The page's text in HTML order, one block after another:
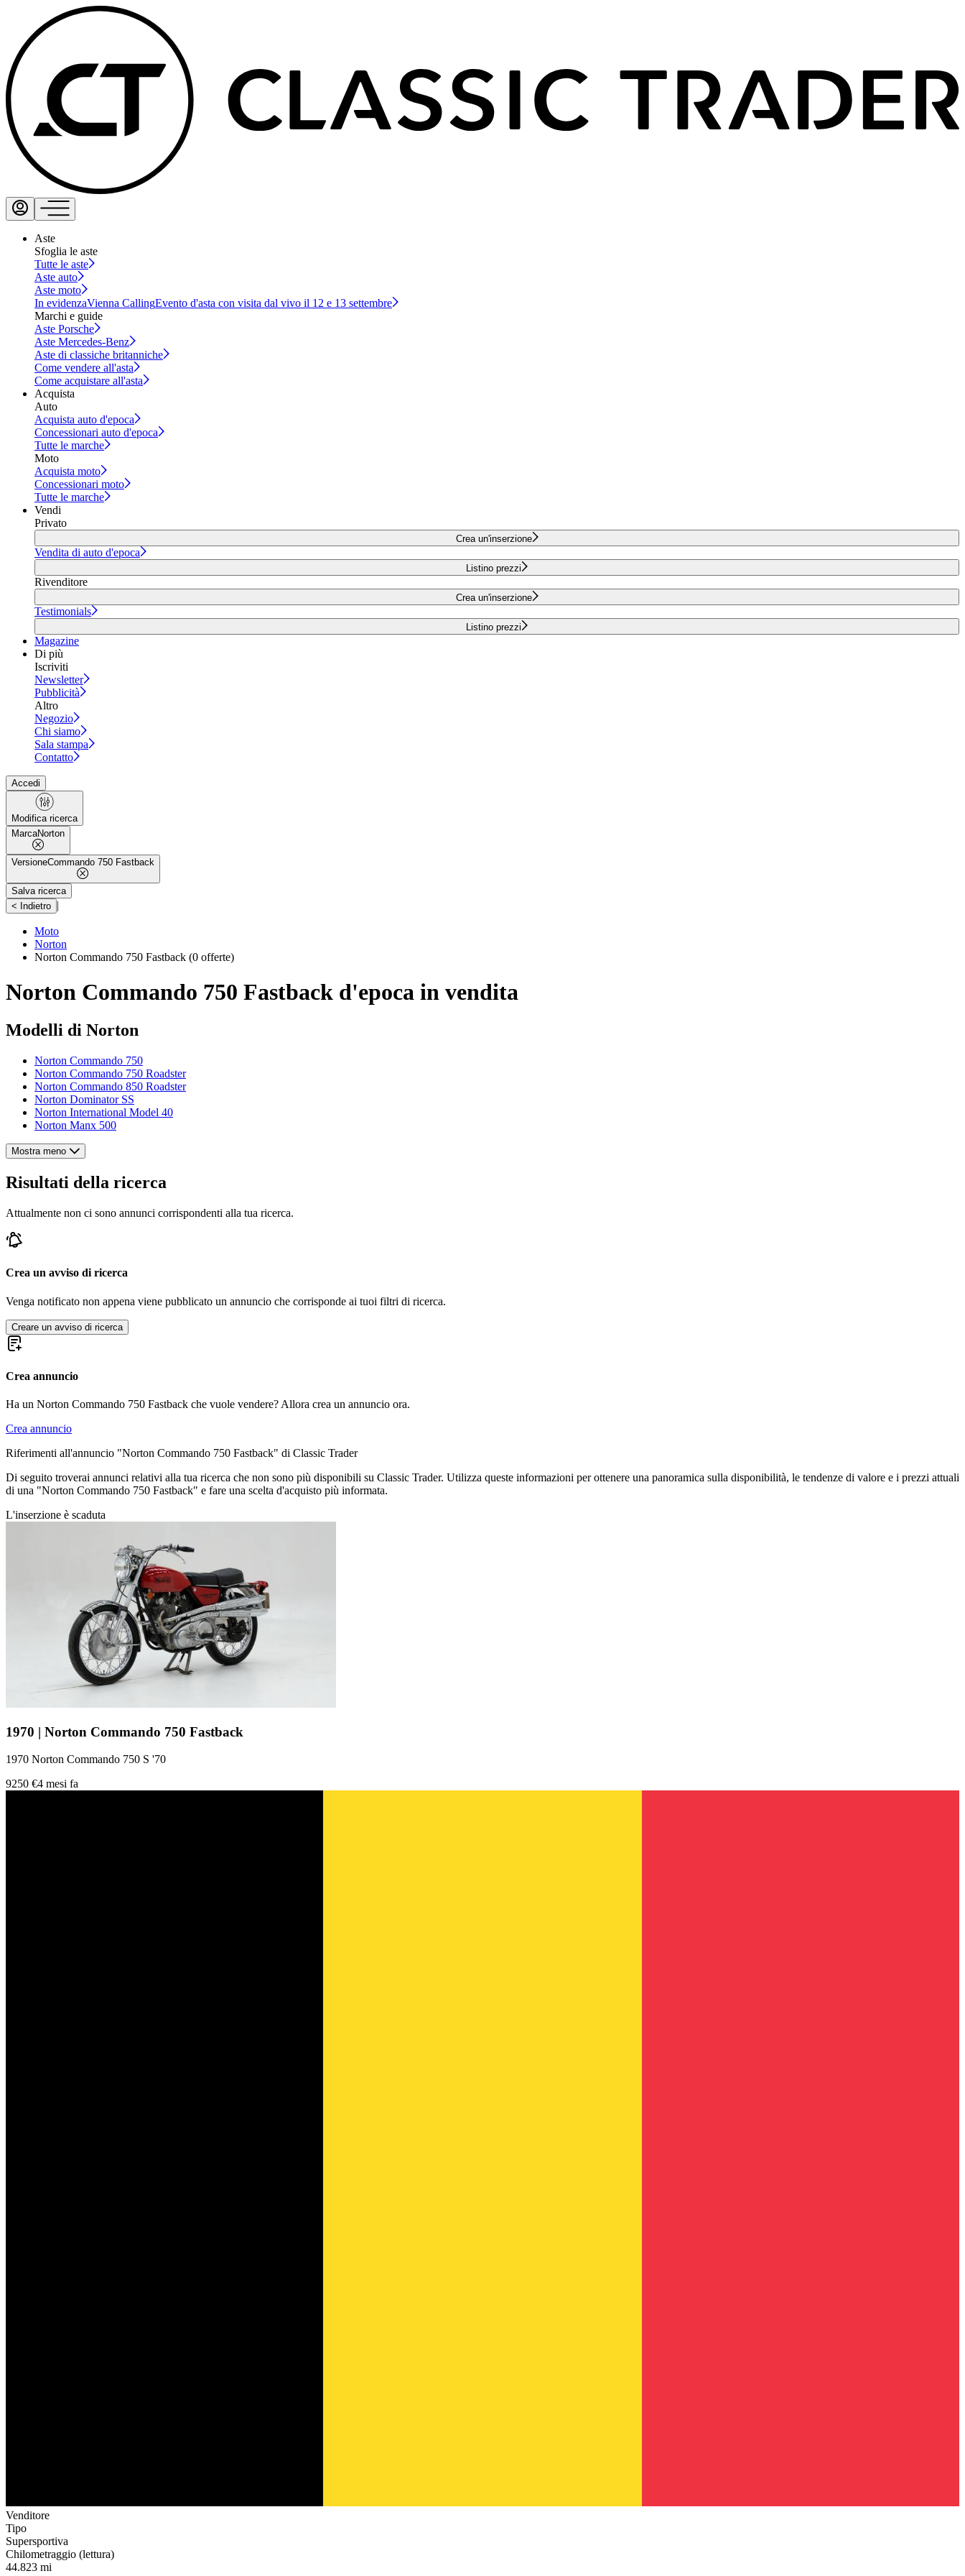
Aste
Sfoglia le aste
Tutte le aste
Aste auto
Aste moto
In evidenzaVienna CallingEvento d'asta con visita dal vivo il 12 e 13 settembre
Marchi e guide
Aste Porsche
Aste Mercedes-Benz
Aste di classiche britanniche
Come vendere all'asta
Come acquistare all'asta
Acquista
Auto
Acquista auto d'epoca
Concessionari auto d'epoca
Tutte le marche
Moto
Acquista moto
Concessionari moto
Tutte le marche
Vendi
Privato
Crea un'inserzione
Vendita di auto d'epoca
Listino prezzi
Rivenditore
Crea un'inserzione
Testimonials
Listino prezzi
Magazine
Di più
Iscriviti
Newsletter
Pubblicità
Altro
Negozio
Chi siamo
Sala stampa
Contatto
Accedi
Modifica ricerca
MarcaNorton
VersioneCommando 750 Fastback
Salva ricerca
< Indietro |
Moto
Norton
Norton Commando 750 Fastback (0 offerte)
Norton Commando 750 Fastback d'epoca in vendita
Modelli di Norton
Norton Commando 750
Norton Commando 750 Roadster
Norton Commando 850 Roadster
Norton Dominator SS
Norton International Model 40
Norton Manx 500
Mostra meno
Risultati della ricerca
Attualmente non ci sono annunci corrispondenti alla tua ricerca.
Crea un avviso di ricerca
Venga notificato non appena viene pubblicato un annuncio che corrisponde ai tuoi filtri di ricerca.
Creare un avviso di ricerca
Crea annuncio
Ha un Norton Commando 750 Fastback che vuole vendere? Allora crea un annuncio ora.
Crea annuncio
Riferimenti all'annuncio "Norton Commando 750 Fastback" di Classic Trader
Di seguito troverai annunci relativi alla tua ricerca che non sono più disponibili su Classic Trader. Utilizza queste informazioni per ottenere una panoramica sulla disponibilità, le tendenze di valore e i prezzi attuali
di una "Norton Commando 750 Fastback" e fare una scelta d'acquisto più informata.
L'inserzione è scaduta
1970 | Norton Commando 750 Fastback
1970 Norton Commando 750 S '70
9250 €4 mesi fa
Venditore
Tipo
Supersportiva
Chilometraggio (lettura)
44.823 mi